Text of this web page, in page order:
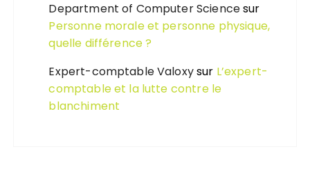
Department of Computer Sciencesur
Personne morale et personne physique,
quelle différence ?
Expert-comptable Valoxysur L’expert-
comptable et la lutte contre le
blanchiment